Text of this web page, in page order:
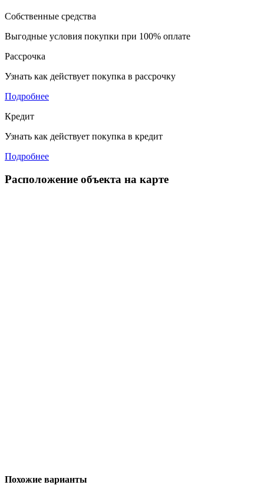
Собственные средства
Выгодные условия покупки при 100% оплате
Рассрочка
Узнать как действует покупка в рассрочку
Подробнее
Кредит
Узнать как действует покупка в кредит
Подробнее
Расположение объекта на карте
Похожие варианты